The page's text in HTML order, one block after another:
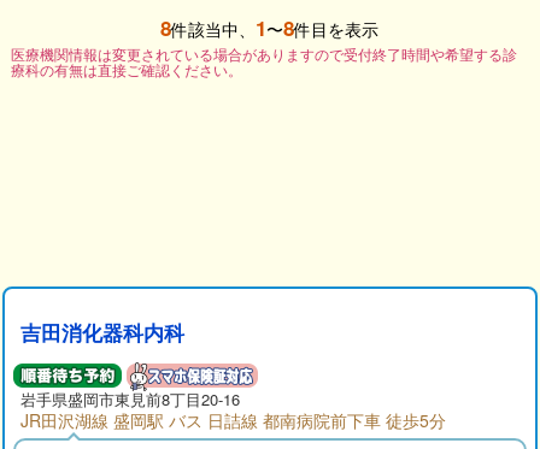
8件該当中、 1〜8件目を表示
医療機関情報は変更されている場合がありますので受付終了時間や希望する診
療科の有無は直接ご確認ください。
吉田消化器科内科
岩手県盛岡市東見前8丁目20-16
JR田沢湖線 盛岡駅 バス 日詰線 都南病院前下車 徒歩5分